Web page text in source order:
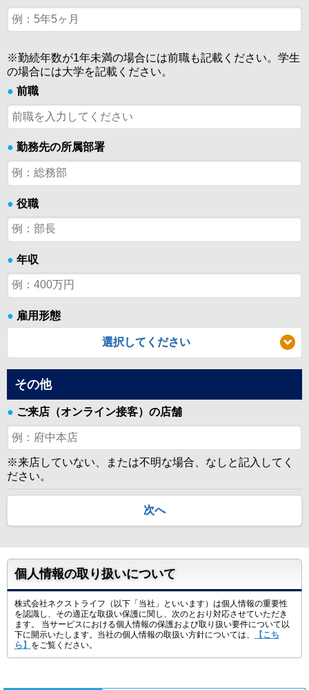
※勤続年数が1年未満の場合には前職も記載ください。学生
の場合には大学を記載ください。
● 前職
● 勤務先の所属部署
● 役職
● 年収
● 雇用形態
選択してください
その他
● ご来店（オンライン接客）の店舗
※来店していない、または不明な場合、なしと記入してく
ださい。
次へ
個人情報の取り扱いについて
株式会社ネクストライフ（以下「当社」といいます）は個人情報の重要性
を認識し、その適正な取扱い保護に関し、次のとおり対応させていただき
ます。 当サービスにおける個人情報の保護および取り扱い要件について以
下に開示いたします。当社の個人情報の取扱い方針については、
【こち
ら】
をご覧ください。